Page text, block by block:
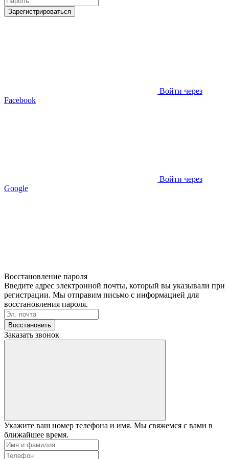
Зарегистрироваться
Войти через
Facebook
Войти через
Google
Восстановление пароля
Введите адрес электронной почты, который вы указывали при
регистрации. Мы отправим письмо с информацией для
восстановления пароля.
Восстановить
Заказать звонок
Укажите ваш номер телефона и имя. Мы свяжемся с вами в
ближайшее время.